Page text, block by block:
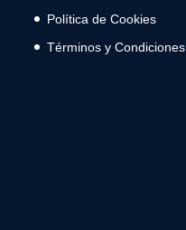
Política de Cookies
Términos y Condiciones